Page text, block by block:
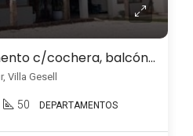
En venta Departamento c/cochera, balcón y parrilla, frente al mar, Zona Sur, Villa Gesell
Villa Gesell
50 DEPARTAMENTOS